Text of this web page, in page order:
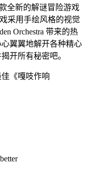
全新的解谜冒险游戏
采用手绘风格的视觉
Orchestra 带来的热
翼翼地解开各种精心
开所有秘密吧。
《嘎吱作响